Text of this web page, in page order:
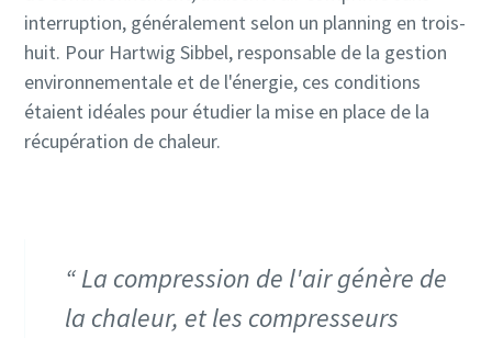
10 étapes pour une production éco-
responsable et plus efficace
interruption, généralement selon un planning en trois-
huit. Pour Hartwig Sibbel, responsable de la gestion
environnementale et de l'énergie, ces conditions
étaient idéales pour étudier la mise en place de la
récupération de chaleur.
La compression de l'air génère de
la chaleur, et les compresseurs